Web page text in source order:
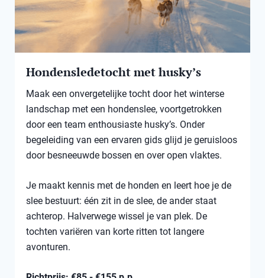
Hondensledetocht met husky’s
Maak een onvergetelijke tocht door het winterse
landschap met een hondenslee, voortgetrokken
door een team enthousiaste husky’s. Onder
begeleiding van een ervaren gids glijd je geruisloos
door besneeuwde bossen en over open vlaktes.
Je maakt kennis met de honden en leert hoe je de
slee bestuurt: één zit in de slee, de ander staat
achterop. Halverwege wissel je van plek. De
tochten variëren van korte ritten tot langere
avonturen.